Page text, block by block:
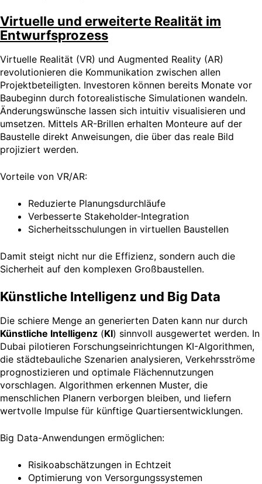
Virtuelle und erweiterte Realität im
Entwurfsprozess
Virtuelle Realität (VR) und Augmented Reality (AR)
revolutionieren die Kommunikation zwischen allen
Projektbeteiligten. Investoren können bereits Monate vor
Baubeginn durch fotorealistische Simulationen wandeln.
Änderungswünsche lassen sich intuitiv visualisieren und
umsetzen. Mittels AR-Brillen erhalten Monteure auf der
Baustelle direkt Anweisungen, die über das reale Bild
projiziert werden.
Vorteile von VR/AR:
Reduzierte Planungsdurchläufe
Verbesserte Stakeholder-Integration
Sicherheitsschulungen in virtuellen Baustellen
Damit steigt nicht nur die Effizienz, sondern auch die
Sicherheit auf den komplexen Großbaustellen.
Künstliche Intelligenz und Big Data
Die schiere Menge an generierten Daten kann nur durch
Künstliche Intelligenz (KI) sinnvoll ausgewertet werden. In
Dubai pilotieren Forschungseinrichtungen KI-Algorithmen,
die städtebauliche Szenarien analysieren, Verkehrsströme
prognostizieren und optimale Flächennutzungen
vorschlagen. Algorithmen erkennen Muster, die
menschlichen Planern verborgen bleiben, und liefern
wertvolle Impulse für künftige Quartiersentwicklungen.
Big Data-Anwendungen ermöglichen:
Risikoabschätzungen in Echtzeit
Optimierung von Versorgungssystemen